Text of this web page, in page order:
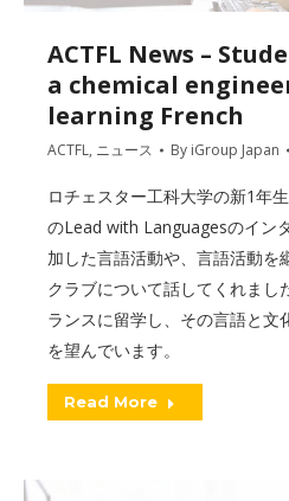
ACTFL News –
a chemical
learning French
ACTFL, ニュース By iGroup Japan
ロチェスター工科大学の新1年
のLead with Languagesのイン
加した言語活動や、言語活動を
クラブについて話してくれまし
ランスに留学し、その言語と文
を望んでいます。
Read More